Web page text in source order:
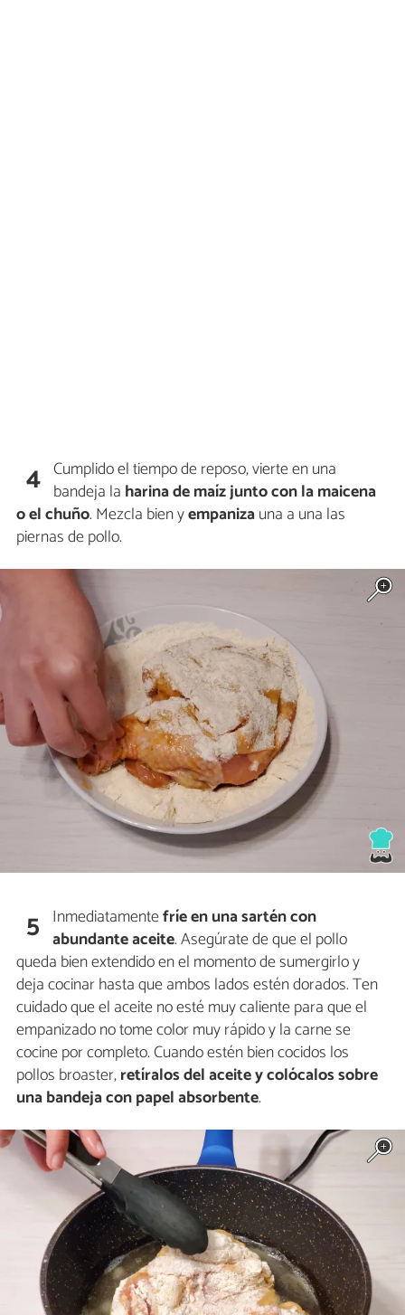
4 Cumplido el tiempo de reposo, vierte en una
bandeja la harina de maízjunto con la maicena
o el chuño. Mezcla bien yempanizauna a una las
piernas de pollo.
5 Inmediatamentefríeen una sartén con
abundante aceite. Asegúrate de que el pollo
queda bien extendido en el momento de sumergirlo y
deja cocinar hasta que ambos lados estén dorados. Ten
cuidado que el aceite no esté muy caliente para que el
empanizado no tome color muy rápido y la carne se
cocine por completo. Cuando estén bien cocidos los
pollos broaster,retíralos del aceite y colócalos sobre
una bandeja con papel absorbente.